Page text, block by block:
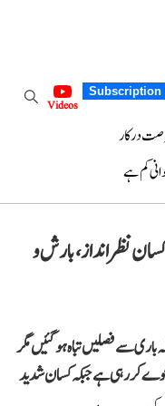
Subscription
Videos
درکار
کم ہے
نظرانداز، بارش و
باری سے فصلیں تباہ ہوگئیں مگر
کر رہی ہے جبکہ کسان شدید